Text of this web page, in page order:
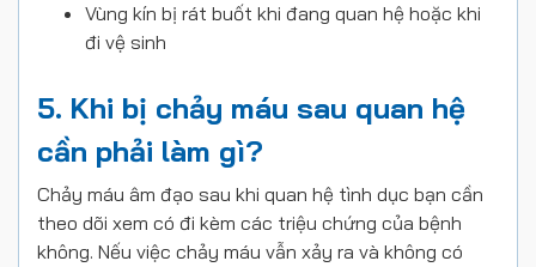
Vùng kín bị rát buốt khi đang quan hệ hoặc khi
đi vệ sinh
5. Khi bị chảy máu sau quan hệ
cần phải làm gì?
Chảy máu âm đạo sau khi quan hệ tình dục bạn cần
theo dõi xem có đi kèm các triệu chứng của bệnh
không. Nếu việc chảy máu vẫn xảy ra và không có